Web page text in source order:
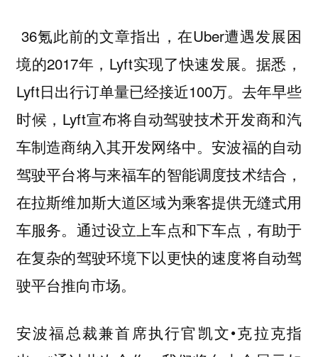
36氪此前的文章指出，在Uber遭遇发展困
境的2017年，Lyft实现了快速发展。据悉，
Lyft日出行订单量已经接近100万。去年早些
时候，Lyft宣布将自动驾驶技术开发商和汽
车制造商纳入其开发网络中。安波福的自动
驾驶平台将与来福车的智能调度技术结合，
在拉斯维加斯大道区域为乘客提供无缝式用
车服务。通过设立上车点和下车点，有助于
在复杂的驾驶环境下以更快的速度将自动驾
驶平台推向市场。
安波福总裁兼首席执行官凯文•克拉克指